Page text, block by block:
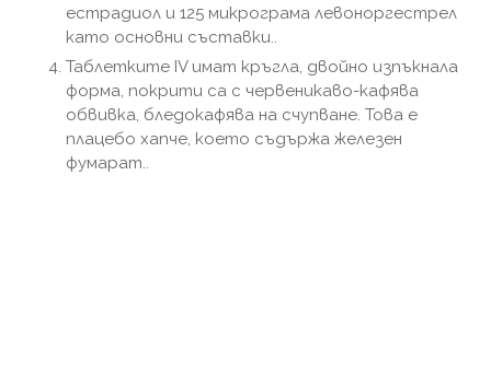
естрадиол и 125 микрограма левоноргестрел
като основни съставки..
Таблетките IV имат кръгла, двойно изпъкнала
форма, покрити са с червеникаво-кафява
обвивка, бледокафява на счупване. Това е
плацебо хапче, което съдържа железен
фумарат..